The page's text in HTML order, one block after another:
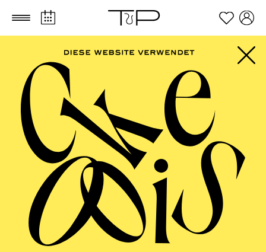
Zum Hauptinhalt springen Zum Footer springen